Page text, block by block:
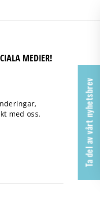
Ta del av vårt nyhetsbrev
MEDIER!
med oss.